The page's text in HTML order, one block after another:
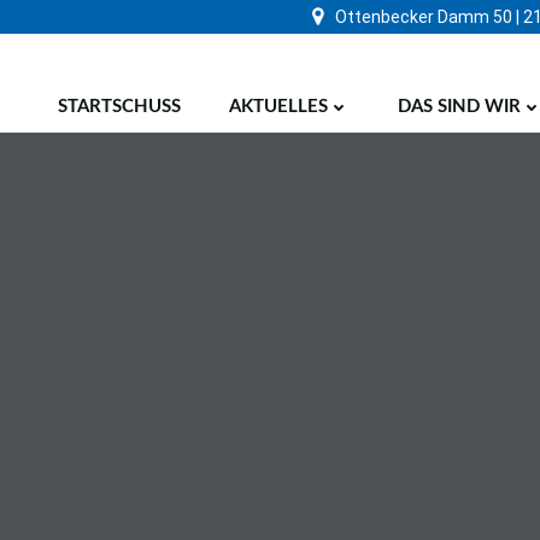
Ottenbecker Damm 50 |
STARTSCHUSS AKTUELLES DAS SIND WIR